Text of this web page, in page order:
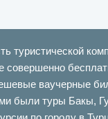
туристической
совершенно
ваучерные
были туры Бакы,